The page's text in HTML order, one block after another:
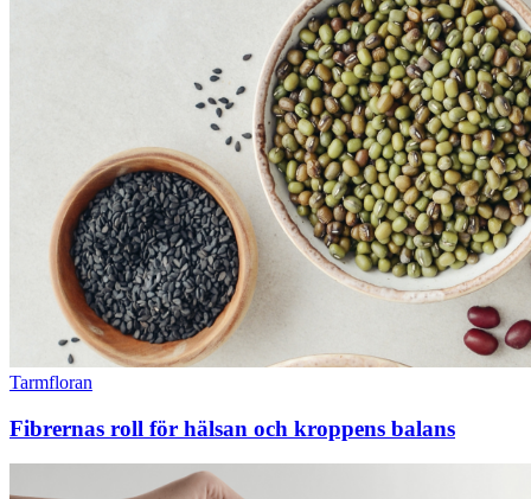
Tarmfloran
Fibrernas roll för hälsan och kroppens balans